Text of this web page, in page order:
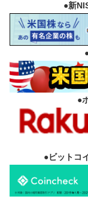
●新
●
●ビットコ